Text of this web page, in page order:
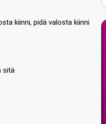
kiinni, pidä valosta kiinni
sitä